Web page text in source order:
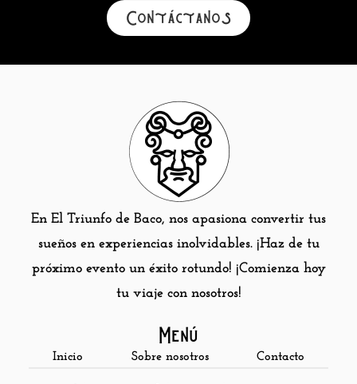
Contáctanos
En El Triunfo de Baco, nos apasiona convertir tus
sueños en experiencias inolvidables. ¡Haz de tu
próximo evento un éxito rotundo! ¡Comienza hoy
tu viaje con nosotros!
Menú
Inicio Sobre nosotros Contacto